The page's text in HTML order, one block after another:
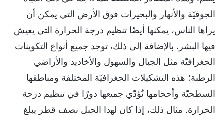
الجوفيّة والأنهار والبحيرات فوق الأرض التي يمكن أن
يراها الناس، يمكنها أيضًا تنظيم درجة الحرارة التي يعيش
فيها البشر. بالإضافة إلى ذلك، توجد جميع أنواع التكوينات
الجغرافيّة مثل الجبال والسهول والأخاديد والأراضي
الرطبة؛ هذه التشكيلات الجغرافيّة المختلفة ومناطقها
السطحيّة وأحجامها تُؤدّي جميعها دورًا في تنظيم درجة
الحرارة. مثال ذلك، إذا كان لهذا الجبل نصف قطرٍ يبلغ